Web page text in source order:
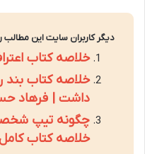
دیگر کاربران سایت این مطالب
خلاصه کتاب
خلاصه کتاب
داشت | فرهاد
خلاصه کتاب